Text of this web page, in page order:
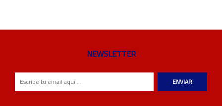
NEWSLETTER
ENVIAR